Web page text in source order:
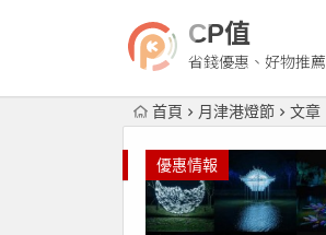
CP值
省錢優惠、好物推薦
首頁 月津港燈節 文章
優惠情報